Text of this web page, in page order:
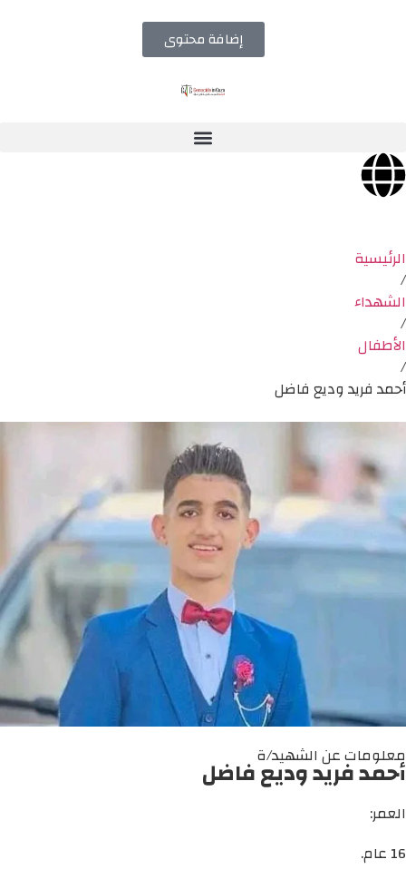
إضافة محتوى
الرئيسية
/
الشهداء
/
الأطفال
/
أحمد فريد وديع فاضل
معلومات عن الشهيد/ة
أحمد فريد وديع فاضل
العمر:
16 عام.